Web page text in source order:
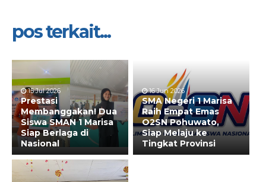
pos terkait...
15 Jul 2026
Prestasi
Membanggakan! Dua
Siswa SMAN 1 Marisa
Siap Berlaga di
Nasional
16 Jun 2026
SMA Negeri 1 Marisa
Raih Empat Emas
O2SN Pohuwato,
Siap Melaju ke
Tingkat Provinsi